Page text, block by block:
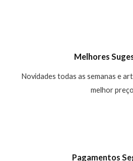
Melhores
Novidades todas as semanas e
melhor
Pagamentos